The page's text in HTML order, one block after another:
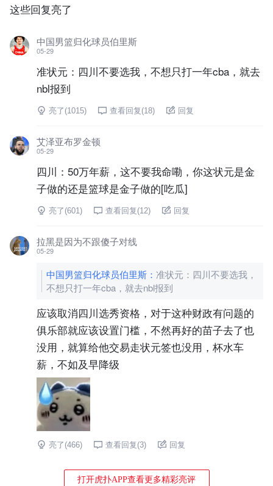
这些回复亮了
中国男篮归化球员伯里斯
05-29
准状元：四川不要选我，不想只打一年cba，就去
nbl报到
亮了(1015) 查看回复(18) 回复
艾泽亚布罗金顿
05-29
四川：50万年薪，这不要我命嘞，你这状元是金
子做的还是篮球是金子做的[吃瓜]
亮了(601 ) 查看回复(12) 回复
拉黑是因为不跟傻子对线
05-29
中国男篮归化球员伯里斯 ： 准状元：四川不要选我，
不想只打一年cba，就去nbl报到
应该取消四川选秀资格，对于这种财政有问题的
俱乐部就应该设置门槛，不然再好的苗子去了也
没用，就算给他交易走状元签也没用，杯水车
薪，不如及早降级
亮了(466) 查看回复(3) 回复
打开虎扑APP查看更多精彩亮评